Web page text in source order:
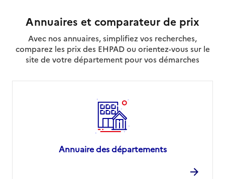
Annuaires et comparateur de prix
Avec nos annuaires, simplifiez vos recherches,
comparez les prix des EHPAD ou orientez-vous sur le
site de votre département pour vos démarches
Annuaire des départements